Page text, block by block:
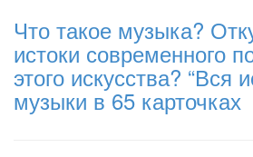
Что такое музыка?
истоки современного
этого искусства? “Вся
музыки в 65 карточках